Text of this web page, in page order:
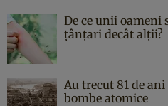
De ce unii oameni
țânțari decât alții?
Au trecut 81 de
bombe atomice